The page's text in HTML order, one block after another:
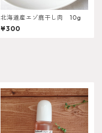
北海道産エゾ鹿干し肉 10g
¥300